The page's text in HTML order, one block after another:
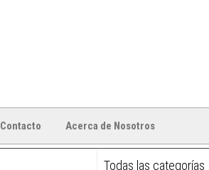
Contacto Acerca de Nosotros